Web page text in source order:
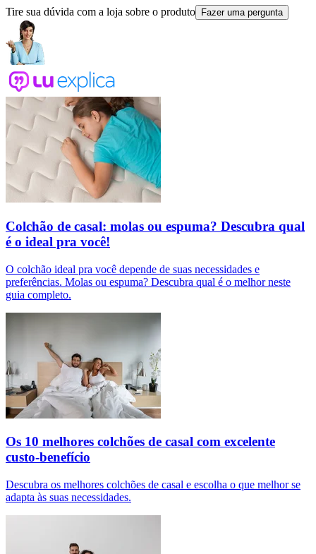
Tire sua dúvida com a loja sobre o produto Fazer uma pergunta
Colchão de casal: molas ou espuma? Descubra qual
é o ideal pra você!
O colchão ideal pra você depende de suas necessidades e
preferências. Molas ou espuma? Descubra qual é o melhor neste
guia completo.
Os 10 melhores colchões de casal com excelente
custo-benefício
Descubra os melhores colchões de casal e escolha o que melhor se
adapta às suas necessidades.